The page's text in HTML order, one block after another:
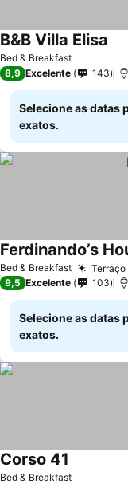
Bed & Breakfast
B&B Villa Elisa
8,9 Excelente 143
Selecione as datas
exatos.
Bed & Breakfast Terraço
Ferdinando’s
9,5 Excelente 103
Selecione as datas
exatos.
Bed & Breakfast
Corso 41